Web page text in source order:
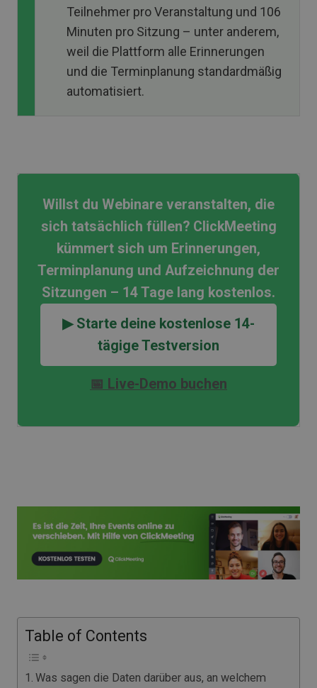
Teilnehmer pro Veranstaltung und 106
Minuten pro Sitzung – unter anderem,
weil die Plattform alle Erinnerungen
und die Terminplanung standardmäßig
automatisiert.
Willst du Webinare veranstalten, die
sich tatsächlich füllen? ClickMeeting
kümmert sich um Erinnerungen,
Terminplanung und Aufzeichnung der
Sitzungen – 14 Tage lang kostenlos.
▶ Starte deine kostenlose 14-
tägige Testversion
📅 Live-Demo buchen
Table of Contents
Was sagen die Daten darüber aus, an welchem